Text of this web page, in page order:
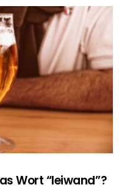
Wort “leiwand”?